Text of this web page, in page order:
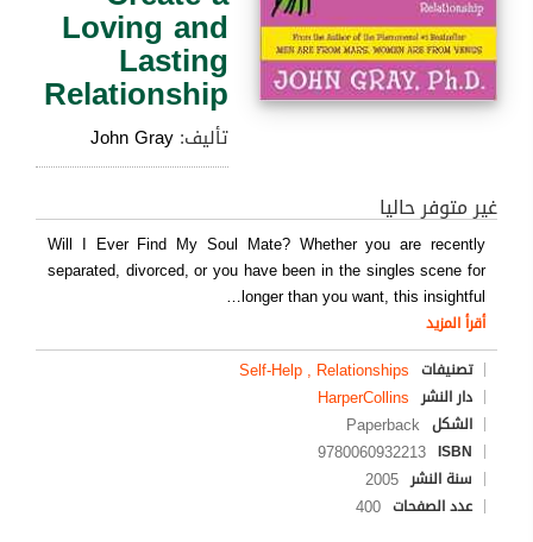
Loving and
Lasting
Relationship
تأليف:John Gray
غير متوفر حاليا
Will I Ever Find My Soul Mate? Whether you are recently
separated, divorced, or you have been in the singles scene for
longer than you want, this insightful
…
أقرأ المزيد
تصنيفات Self-Help , Relationships
دار النشر HarperCollins
الشكل Paperback
ISBN
9780060932213
سنة النشر 2005
عدد الصفحات 400